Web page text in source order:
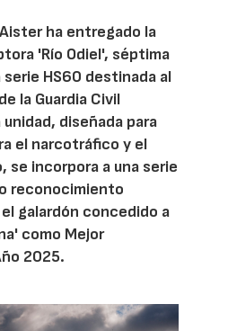
ha entregado la
'Río Odiel', séptima
HS60 destinada al
la Guardia Civil
unidad, diseñada para
el narcotráfico y el
se incorpora a una serie
reconocimiento
galardón concedido a
como Mejor
2025.